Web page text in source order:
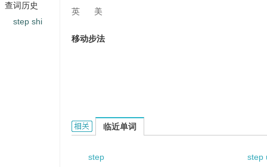
英 美
移动步法
step shifts的相关资料：
临近单词
step step
查词历史
step shi